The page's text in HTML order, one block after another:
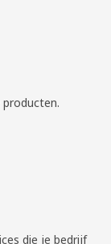
die je bedrijf